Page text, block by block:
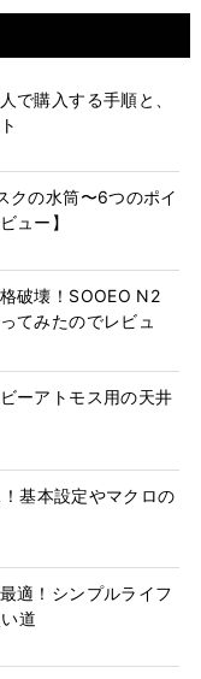
で購入する手順と、
クの水筒〜6つのポイ
ュー】
破壊！SOOEO N2
てみたのでレビュ
ーアトモス用の天井
基本設定やマクロの
適！シンプルライフ
道